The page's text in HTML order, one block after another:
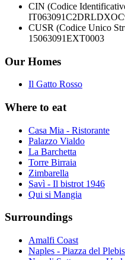
CIN (Codice
CUSR (Codice Unico
15063091EXT0003
Our Homes
Il Gatto Rosso
Where to eat
Casa Mia - Ristorante
Palazzo Vialdo
La Barchetta
Torre Birraia
Zimbarella
Savì - Il bistrot 1946
Qui si Mangia
Surroundings
Amalfi Coast
Naples - Piazza del